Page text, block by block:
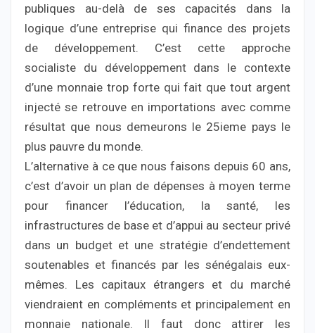
publiques au-delà de ses capacités dans la
logique d’une entreprise qui finance des projets
de développement. C’est cette approche
socialiste du développement dans le contexte
d’une monnaie trop forte qui fait que tout argent
injecté se retrouve en importations avec comme
résultat que nous demeurons le 25ieme pays le
plus pauvre du monde.
L’alternative à ce que nous faisons depuis 60 ans,
c’est d’avoir un plan de dépenses à moyen terme
pour financer l’éducation, la santé, les
infrastructures de base et d’appui au secteur privé
dans un budget et une stratégie d’endettement
soutenables et financés par les sénégalais eux-
mêmes. Les capitaux étrangers et du marché
viendraient en compléments et principalement en
monnaie nationale. Il faut donc attirer les